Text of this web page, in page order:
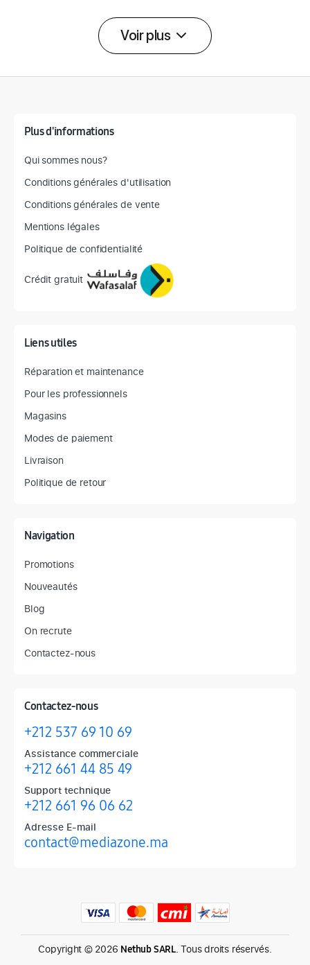
Voir plus
Plus d'informations
Qui sommes nous?
Conditions générales d'utilisation
Conditions générales de vente
Mentions légales
Politique de confidentialité
Crédit gratuit
Liens utiles
Réparation et maintenance
Pour les professionnels
Magasins
Modes de paiement
Livraison
Politique de retour
Navigation
Promotions
Nouveautés
Blog
On recrute
Contactez-nous
Contactez-nous
+212 537 69 10 69
Assistance commerciale
+212 661 44 85 49
Support technique
+212 661 96 06 62
Adresse E-mail
contact@mediazone.ma
Produits phares chez Mediazone
Retrouvez chez Mediazone les références incontournables :
Copyright © 2026 Nethub SARL. Tous droits réservés.